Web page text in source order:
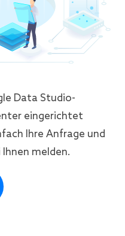
Data Studio-
eingerichtet
Ihre Anfrage und
melden.